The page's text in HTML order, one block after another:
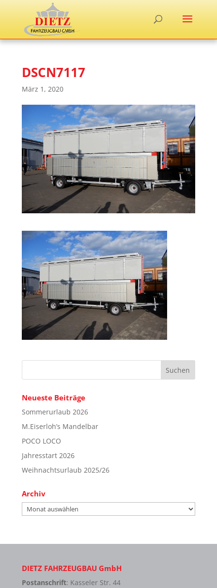
DSCN7117
März 1, 2020
Neueste Beiträge
Sommerurlaub 2026
M.Eiserloh’s Mandelbar
POCO LOCO
Jahresstart 2026
Weihnachtsurlaub 2025/26
Archiv
Archiv
DIETZ FAHRZEUGBAU GmbH
Postanschrift: Kasseler Str. 44